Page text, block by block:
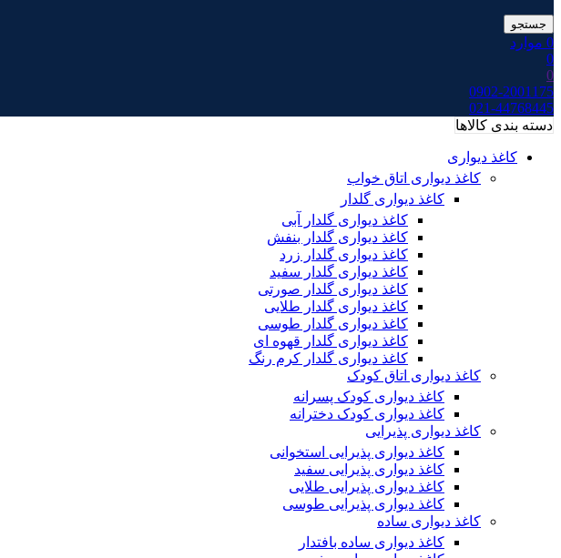
جستجو
0 موارد
0
0
0902-2001175
021-44768445
دسته بندی کالاها
کاغذ دیواری
کاغذ دیواری اتاق خواب
کاغذ دیواری گلدار
کاغذ دیواری گلدار آبی
کاغذ دیواری گلدار بنفش
کاغذ دیواری گلدار زرد
کاغذ دیواری گلدار سفید
کاغذ دیواری گلدار صورتی
کاغذ دیواری گلدار طلایی
کاغذ دیواری گلدار طوسی
کاغذ دیواری گلدار قهوه ای
کاغذ دیواری گلدار کرم رنگ
کاغذ دیواری اتاق کودک
کاغذ دیواری کودک پسرانه
کاغذ دیواری کودک دخترانه
کاغذ دیواری پذیرایی
کاغذ دیواری پذیرایی استخوانی
کاغذ دیواری پذیرایی سفید
کاغذ دیواری پذیرایی طلایی
کاغذ دیواری پذیرایی طوسی
کاغذ دیواری ساده
کاغذ دیواری ساده بافتدار